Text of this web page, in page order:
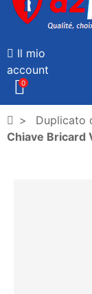
Il mio
account
0
Duplicato
Chiave Bricard